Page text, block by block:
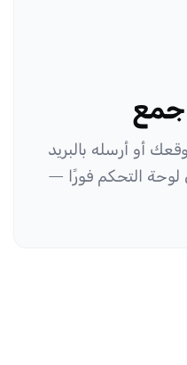
أو أرسله بالبريد
لوحة التحكم فورًا —